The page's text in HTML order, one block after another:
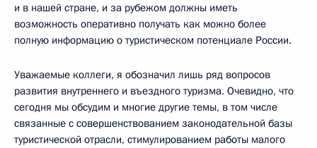
и в нашей стране, и за рубежом должны иметь
возможность оперативно получать как можно более
полную информацию о туристическом потенциале России.
Уважаемые коллеги, я обозначил лишь ряд вопросов
развития внутреннего и въездного туризма. Очевидно, что
сегодня мы обсудим и многие другие темы, в том числе
связанные с совершенствованием законодательной базы
туристической отрасли, стимулированием работы малого